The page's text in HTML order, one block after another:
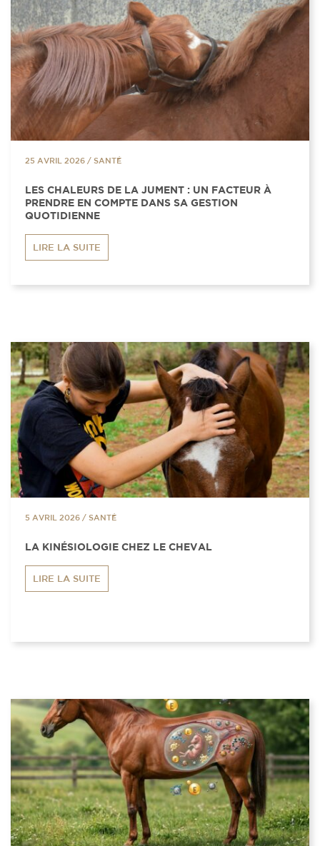
25 AVRIL 2026 / SANTÉ
LES CHALEURS DE LA JUMENT : UN FACTEUR À
PRENDRE EN COMPTE DANS SA GESTION
QUOTIDIENNE
LIRE LA SUITE
5 AVRIL 2026 / SANTÉ
LA KINÉSIOLOGIE CHEZ LE CHEVAL
LIRE LA SUITE